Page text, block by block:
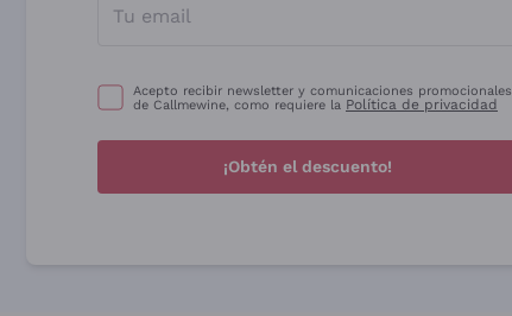
Acepto recibir newsletter y comunicaciones promocionales
de Callmewine, como requiere la Política de privacidad
¡Obtén el descuento!